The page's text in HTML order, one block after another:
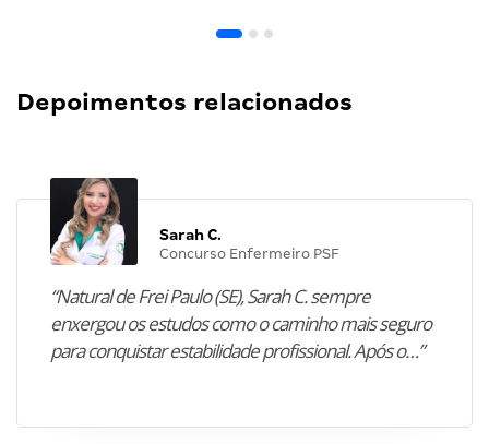
Depoimentos relacionados
Sarah C.
Concurso Enfermeiro PSF
“Natural de Frei Paulo (SE), Sarah C. sempre
enxergou os estudos como o caminho mais seguro
para conquistar estabilidade profissional. Após o…”